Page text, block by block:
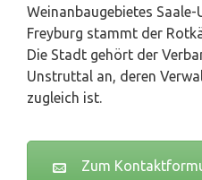
Weinanbaugebietes
Freyburg stammt der
Die Stadt gehört der
Unstruttal an, deren
zugleich ist.
Zum